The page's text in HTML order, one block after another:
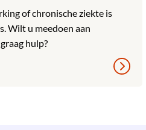
of chronische ziekte is
Wilt u meedoen aan
hulp?